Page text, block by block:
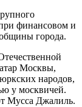
финансовом и
города.
Москвы,
народов,
у москвичей.
Мусса Джалиль.